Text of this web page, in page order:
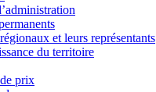
et leurs représentants
du territoire
prix